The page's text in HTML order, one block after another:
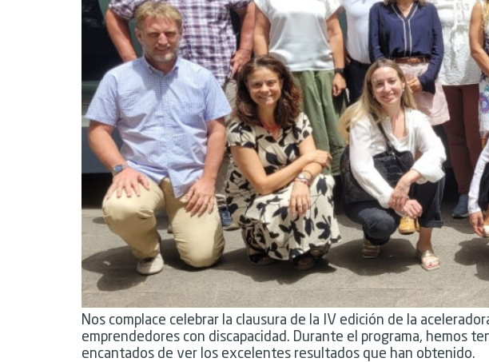
Nos complace celebrar la clausura de la IV edición de la
emprendedores con discapacidad. Durante el programa, hemos
encantados de ver los excelentes resultados que han obtenido.